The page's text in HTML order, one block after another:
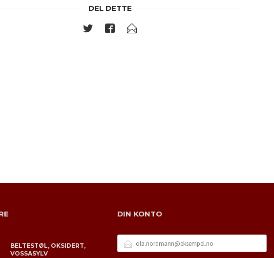
DEL DETTE
BELTESTØL, OKSIDERT,
VOSSASYLV
DIN KONTO
POSTADRESSE